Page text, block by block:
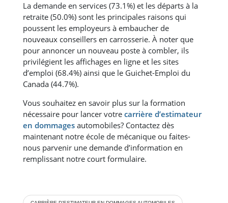
La demande en services (73.1%) et les départs à la
retraite (50.0%) sont les principales raisons qui
poussent les employeurs à embaucher de
nouveaux conseillers en carrosserie. À noter que
pour annoncer un nouveau poste à combler, ils
privilégient les affichages en ligne et les sites
d’emploi (68.4%) ainsi que le Guichet-Emploi du
Canada (44.7%).
Vous souhaitez en savoir plus sur la formation
nécessaire pour lancer votre carrière d’estimateur
en dommages automobiles? Contactez dès
maintenant notre école de mécanique ou faites-
nous parvenir une demande d’information en
remplissant notre court formulaire.